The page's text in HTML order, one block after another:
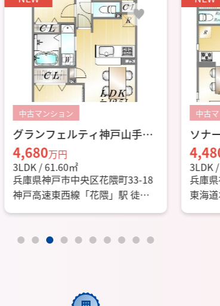
中古マンション
ソナーレ新神戸
4,480万円
3LDK / 60.44㎡
兵庫県神戸市中央区二宮町２丁目
10-1
東海道本線「三ノ宮」駅 徒歩10
中古
ロー
2LDK
兵庫
目4-15
東海